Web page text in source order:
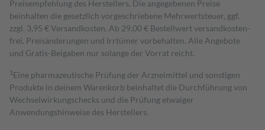
Preisempfehlung des Herstellers. Die angegebenen Preise
beinhalten die gesetzlich vorgeschriebene Mehrwertsteuer, ggf.
zzgl. 3,95 € Versandkosten. Ab 29,00 € Bestell­wert versand­kosten­
frei. Preisänderungen und Irrtümer vorbehalten. Alle Angebote
und Gratis-Beigaben nur solange der Vorrat reicht.
1 Eine pharmazeutische Prüfung der Arzneimittel und sonstigen
Produkte in deinem Warenkorb beinhaltet die Durchführung von
Wechselwirkungschecks und die Prüfung etwaiger
Anwendungshinweise des Herstellers.